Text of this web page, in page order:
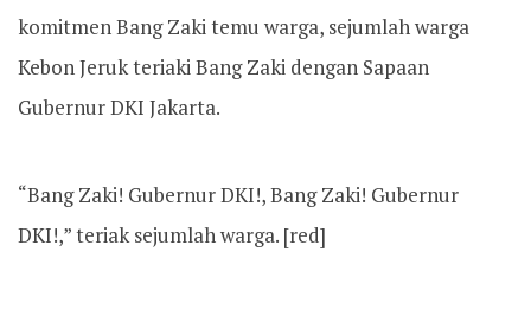
komitmen Bang Zaki temu warga, sejumlah warga
Kebon Jeruk teriaki Bang Zaki dengan Sapaan
Gubernur DKI Jakarta.
“Bang Zaki! Gubernur DKI!, Bang Zaki! Gubernur
DKI!,” teriak sejumlah warga. [red]